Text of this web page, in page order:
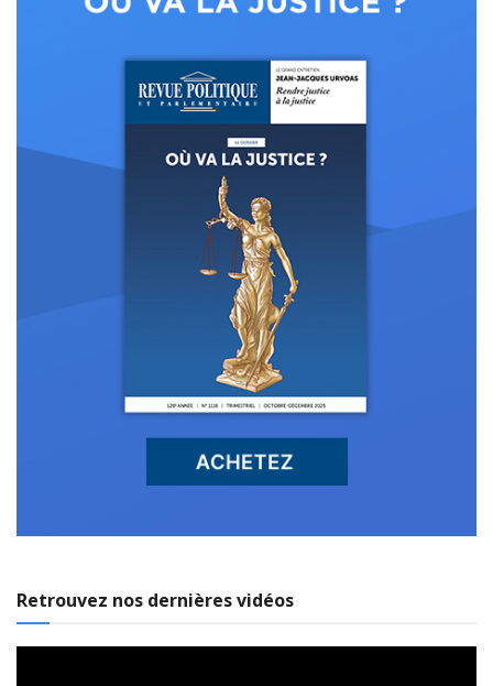
Retrouvez nos dernières vidéos